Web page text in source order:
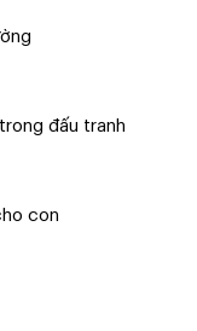
đấu tranh
con